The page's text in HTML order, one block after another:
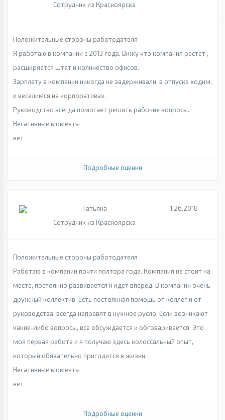
Сотрудник из Красноярска
Положительные стороны работодателя
Я работаю в компании с 2013 года. Вижу что компания растет ,
расширяется штат и количество офисов.
Зарплату в компании никогда не задерживали, в отпуска ходим,
и веселимся на корпоративах.
Руководство всегда помогает решить рабочие вопросы.
Негативные моменты
нет
Подробные оценки
Татьяна
Сотрудник из Красноярска
1.26.2018
Положительные стороны работодателя
Работаю в компании почти полтора года. Компания не стоит на
месте, постоянно развивается и идет вперед. В компании очень
дружный коллектив. Есть постоянная помощь от коллег и от
руководства, всегда направят в нужное русло. Если возникают
какие-либо вопросы, все обсуждается и обговаривается. Это
моя первая работа и я получаю здесь колоссальный опыт,
который обязательно пригодится в жизни.
Негативные моменты
нет
Подробные оценки